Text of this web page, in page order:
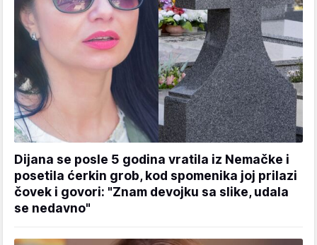
Dijana se posle 5 godina vratila iz Nemačke i
posetila ćerkin grob, kod spomenika joj prilazi
čovek i govori: "Znam devojku sa slike, udala
se nedavno"